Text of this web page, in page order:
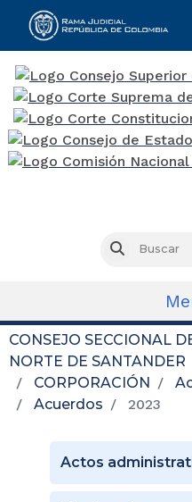
Buscar
CONSEJO SECCIONAL
NORTE DE SANTANDER
CORPORACIÓN
Acuerdos
2023
Actos